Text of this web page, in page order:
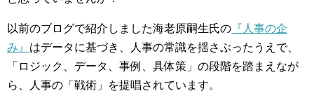
以前のブログで紹介しました海老原嗣生氏の 『人事の企
み』 はデータに基づき、人事の常識を揺さぶったうえで、
「ロジック、データ、事例、具体策」の段階を踏まえなが
ら、人事の「戦術」を提唱されています。